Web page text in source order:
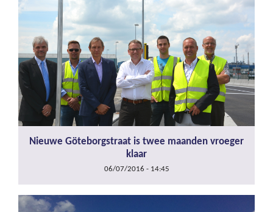
Nieuwe Göteborgstraat is twee maanden vroeger
klaar
06/07/2016 - 14:45